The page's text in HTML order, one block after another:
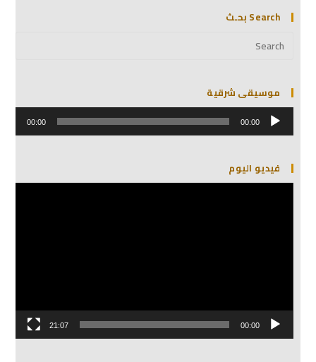
Search بحـث
موسيقى شرقية
مشغل
الصوت 00:00
00:00
فيديو اليوم
مشغل
00:00
21:07